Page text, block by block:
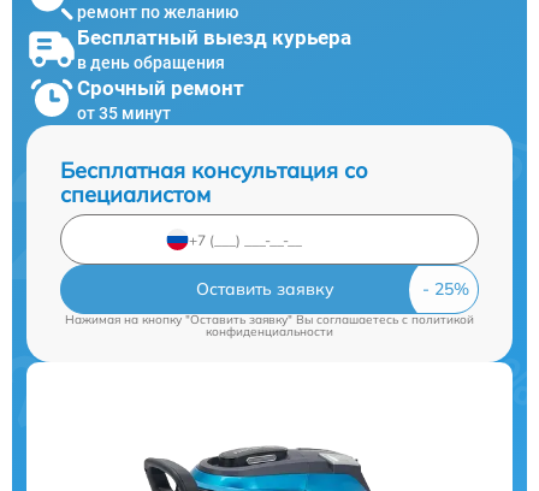
ремонт по желанию
Бесплатный выезд курьера
в день обращения
Срочный ремонт
от 35 минут
Бесплатная консультация со
специалистом
Оставить заявку
Нажимая на кнопку "Оставить заявку" Вы соглашаетесь cполитикой
конфиденциальности